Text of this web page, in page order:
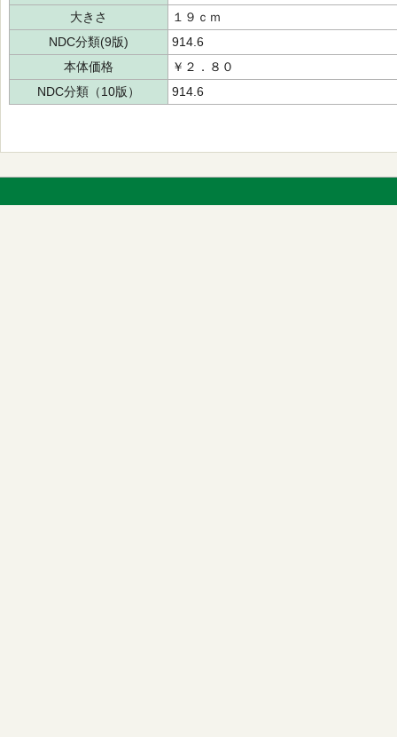
大きさ
１９ｃｍ
NDC分類(9版)
914.6
本体価格
￥２．８０
NDC分類（10版）
914.6